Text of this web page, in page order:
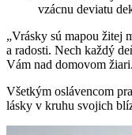
vzácnu deviatu
„Vrásky sú mapou žitej
a radosti. Nech každý
Vám nad domovom
Všetkým oslávencom
lásky v kruhu svojich